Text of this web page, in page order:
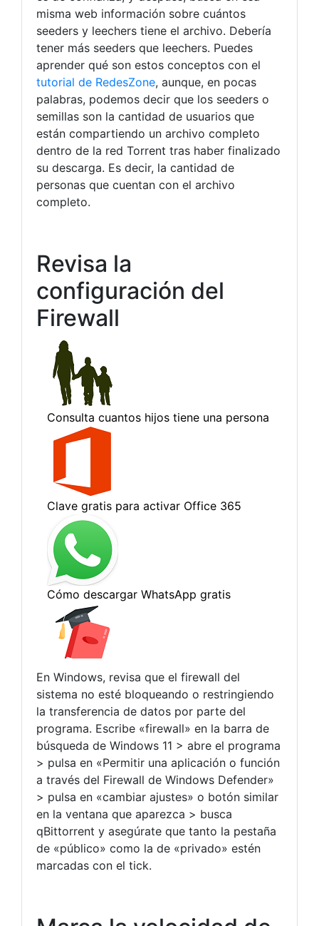
misma web información sobre cuántos
seeders y leechers tiene el archivo. Debería
tener más seeders que leechers. Puedes
aprender qué son estos conceptos con el
tutorial de RedesZone, aunque, en pocas
palabras, podemos decir que los seeders o
semillas son la cantidad de usuarios que
están compartiendo un archivo completo
dentro de la red Torrent tras haber finalizado
su descarga. Es decir, la cantidad de
personas que cuentan con el archivo
completo.
Revisa la
configuración del
Firewall
En Windows, revisa que el firewall del
sistema no esté bloqueando o restringiendo
la transferencia de datos por parte del
programa. Escribe «firewall» en la barra de
búsqueda de Windows 11 > abre el programa
> pulsa en «Permitir una aplicación o función
a través del Firewall de Windows Defender»
> pulsa en «cambiar ajustes» o botón similar
en la ventana que aparezca > busca
qBittorrent y asegúrate que tanto la pestaña
de «público» como la de «privado» estén
marcadas con el tick.